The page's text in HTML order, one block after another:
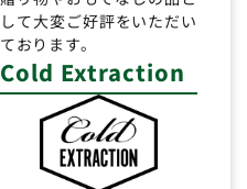
して大変ご好評をいただい
ております。
Cold Extraction